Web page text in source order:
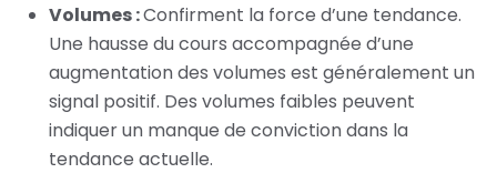
Volumes :Confirment la force d’une tendance.
Une hausse du cours accompagnée d’une
augmentation des volumes est généralement un
signal positif. Des volumes faibles peuvent
indiquer un manque de conviction dans la
tendance actuelle.